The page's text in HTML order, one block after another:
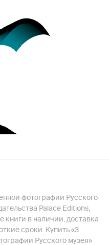
фотографии Русского
Palace Editions,
книги в наличии, доставка
сроки. Купить «3
Русского музея»